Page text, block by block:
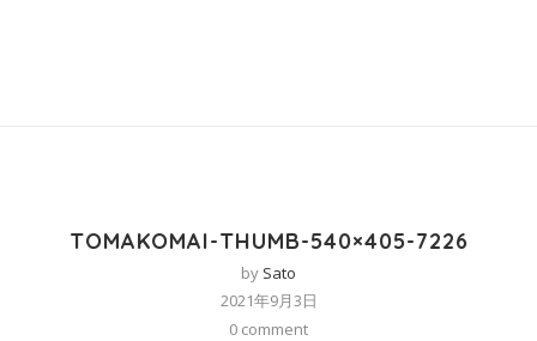
TOMAKOMAI-THUMB-540×405-7226
by Sato
2021年9月3日
0 comment